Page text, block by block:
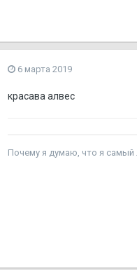
6 марта 2019
красава алвес
Почему я думаю,